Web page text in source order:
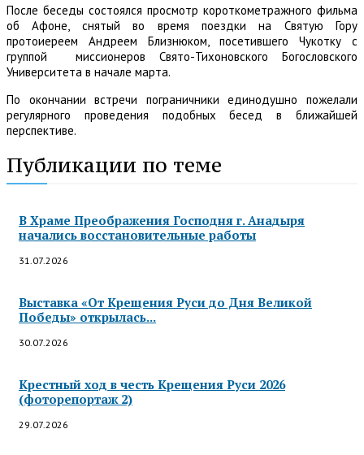
После беседы состоялся просмотр короткометражного фильма
об Афоне, снятый во время поездки на Святую Гору
протоиереем Андреем Близнюком, посетившего Чукотку с
группой миссионеров Свято-Тихоновского Богословского
Университета в начале марта.
По окончании встречи пограничники единодушно пожелали
регулярного проведения подобных бесед в ближайшей
перспективе.
Публикации по теме
В Храме Преображения Господня г. Анадыря
начались восстановительные работы
31.07.2026
Выставка «От Крещения Руси до Дня Великой
Победы» открылась...
30.07.2026
Крестный ход в честь Крещения Руси 2026
(фоторепортаж 2)
29.07.2026